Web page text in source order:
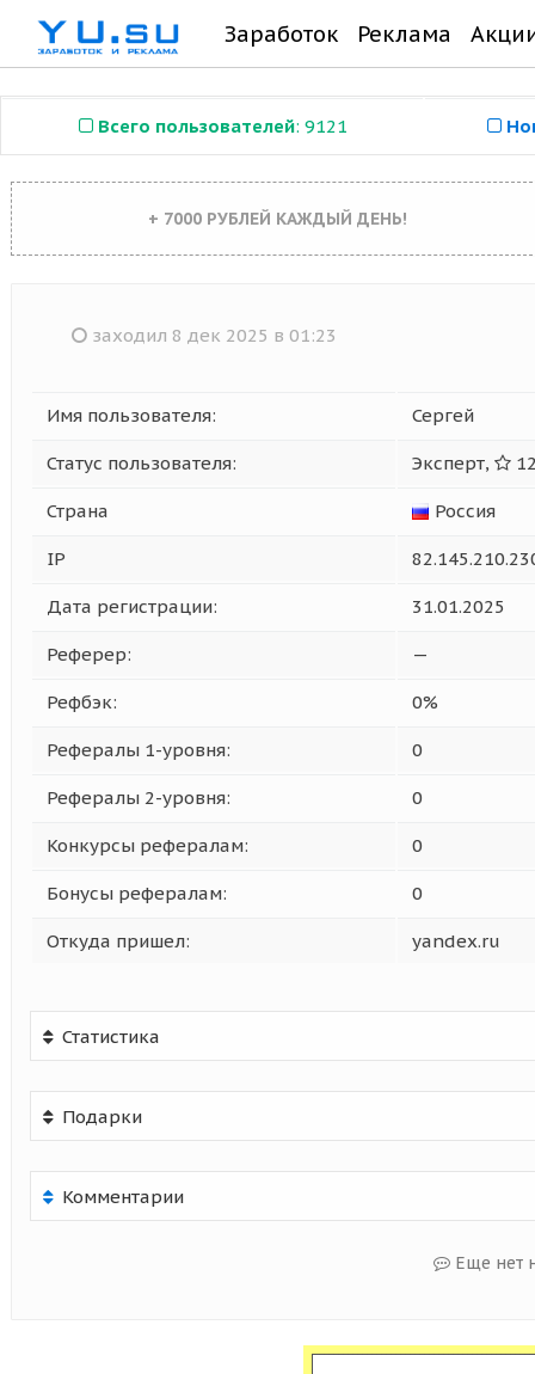
Заработок Реклама
Всего пользователей: 9121
+ 7000 РУБЛЕЙ КАЖДЫЙ ДЕНЬ!
заходил 8 дек 2025 в 01:23
Имя пользователя: Сергей
Статус пользователя: Эксперт,
Страна Россия
IP
Дата регистрации: 31.01.2025
Реферер: —
Рефбэк: 0%
Рефералы 1-уровня: 0
Рефералы 2-уровня: 0
Конкурсы рефералам: 0
Бонусы рефералам: 0
Откуда пришел: yandex.ru
Статистика
Подарки
Комментарии
Еще нет